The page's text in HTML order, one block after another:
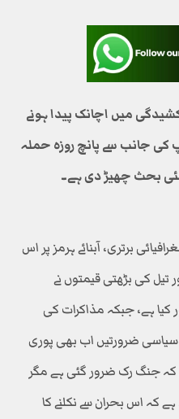
کشیدگی میں اچانک پیدا ہونے
کی جانب سے پانچ روزہ حملہ
نئی بحث چھیڑ دی ہے۔
برتری، آبنائے ہرمز پر اس
تیل کی بڑھتی قیمتوں نے
کیا ہے، جبکہ مذاکرات کی
ضرورتیں اب بھی پوری
کہ جنگ رک ضرور گئی ہے مگر
کہ اس بحران سے نکلنے کا